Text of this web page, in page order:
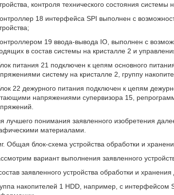
контроля технического состояния
18 интерфейса SPI выполнен с
19 ввода-вывода IO, выполнен с
в состав системы на кристалле 2 и
питания 21 подключен к цепям основного
систему на кристалле 2, группу
22 дежурного питания подключен к цепям
напряжениями супервизора 15,
лучшего понимания заявленного изобретения
материалами.
Общая блок-схема устройства обработки и
вариант выполнения заявленного
заявленного устройства обработки и
накопителей 1 HDD, например, с